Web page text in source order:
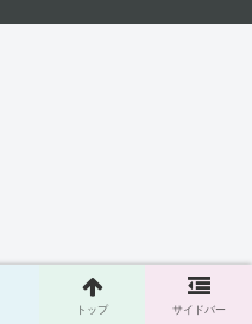
トップ サイドバー